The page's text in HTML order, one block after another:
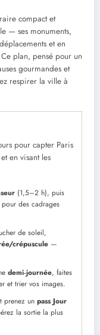
compact et
— ses monuments,
et en
Ce plan, pensé pour un
gourmandes et
respirer la ville à
pour capter Paris
en visant les
(1,5–2 h), puis
pour des cadrages
de soleil,
crépuscule —
demi‑journée, faites
et trier vos images.
prenez un pass Jour
la sortie la plus